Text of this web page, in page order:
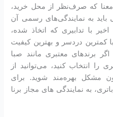
معنا که صرف‌نظر از محل خرید،
باید به نمایندگی‌های رسمی آن
با تدابیری که اتخاذ شده،
کمترین دردسر و بهترین کیفیت
اگر برندهای معتبری مانند صبا
را انتخاب کنید، می‌توانید از
مشکل بهره‌مند شوید. برای
به نمایندگی های مجاز برنا